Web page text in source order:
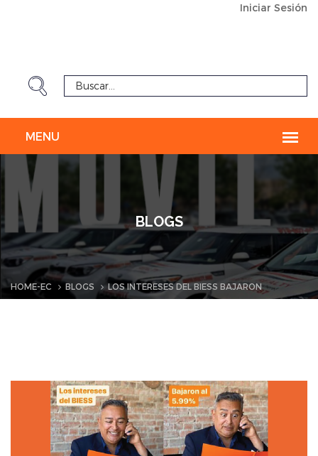
Iniciar Sesión
BLOGS
HOME-EC BLOGS LOS INTERESES DEL BIESS BAJARON